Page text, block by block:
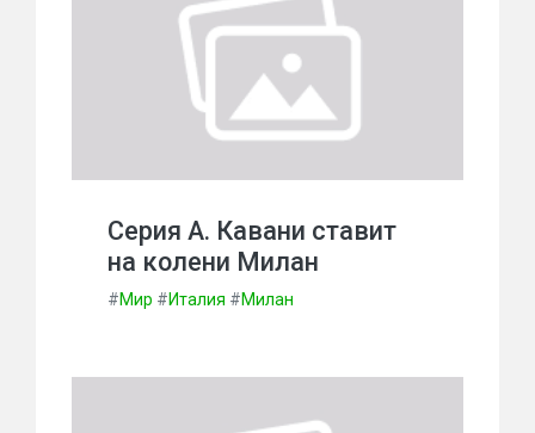
Серия А. Кавани ставит
на колени Милан
#Мир #Италия #Милан